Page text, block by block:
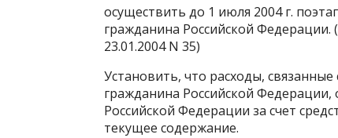
осуществить до 1 июля 2004 г.
гражданина Российской
23.01.2004 N 35)
Установить, что расходы,
гражданина Российской
Российской Федерации за счет
текущее содержание.